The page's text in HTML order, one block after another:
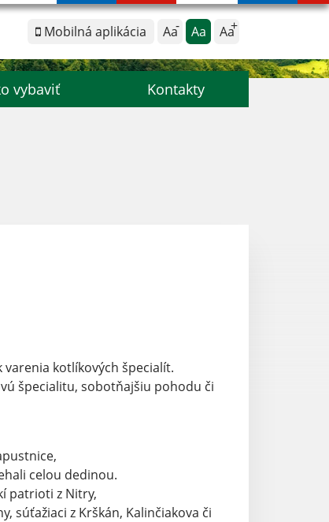
Mobilná aplikácia Aa Aa Aa
vybaviť Kontakty
kotlíkových špecialít.
špecialitu, sobotňajšiu pohodu či
celou dedinou.
patrioti z Nitry,
súťažiaci z Krškán, Kalinčiakova či